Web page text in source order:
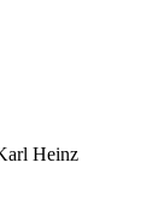
Heinz